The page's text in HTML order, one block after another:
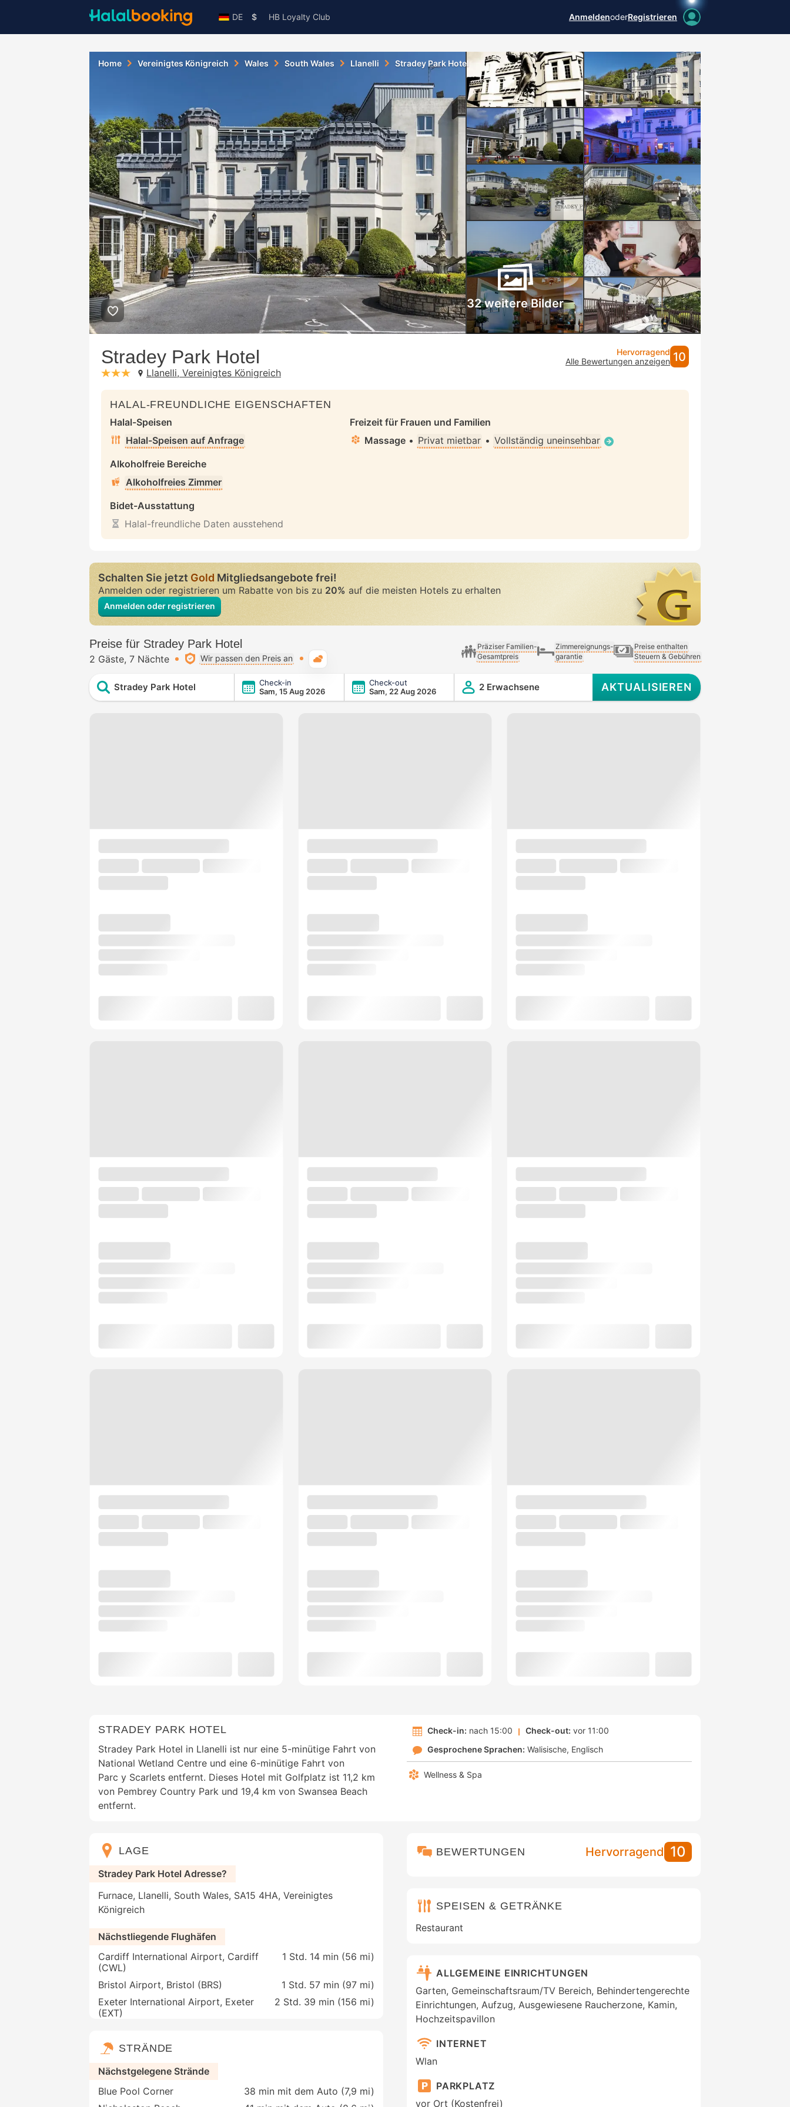
DE $ HB Loyalty Club AnmeldenoderRegistrieren
Home Vereinigtes Königreich Wales South Wales Llanelli Stradey Park Hotel
32 weitere Bilder
Stradey Park Hotel
stars: 3Llanelli, Vereinigtes Königreich
Hervorragend
Alle Bewertungen anzeigen 10
HALAL-FREUNDLICHE EIGENSCHAFTEN
Halal-Speisen
Halal-Speisen auf Anfrage
Alkoholfreie Bereiche
Alkoholfreies Zimmer
Bidet-Ausstattung
Halal-freundliche Daten ausstehend
Freizeit für Frauen und Familien
Massage • Privat mietbar • Vollständig uneinsehbar
Schalten Sie jetztGoldMitgliedsangebote frei!
Anmelden oder registrieren um Rabatte von bis zu 20%auf die meisten Hotels zu erhalten
Anmelden oder registrieren
Preise für Stradey Park Hotel
2 Gäste 7 Nächte Wir passen den Preis an
Präziser Familien-
Gesamtpreis
Zimmereignungs-
garantie
Preise enthalten
Steuern & Gebühren
Stradey Park Hotel
Check-in
Sam, 15 Aug 2026
Check-out
Sam, 22 Aug 2026
2 Erwachsene AKTUALISIEREN
STRADEY PARK HOTEL
Stradey Park Hotel in Llanelli ist nur eine 5-minütige Fahrt von
National Wetland Centre und eine 6-minütige Fahrt von
Parc y Scarlets entfernt. Dieses Hotel mit Golfplatz ist 11,2 km
von Pembrey Country Park und 19,4 km von Swansea Beach
entfernt.
Check-in: nach 15:00 Check-out: vor 11:00
Gesprochene Sprachen: Walisische Englisch
Wellness & Spa
LAGE
Stradey Park Hotel Adresse?
Furnace, Llanelli, South Wales, SA15 4HA, Vereinigtes
Königreich
Nächstliegende Flughäfen
Cardiff International Airport, Cardiff
(CWL)
1 Std. 14 min (56 mi)
Bristol Airport, Bristol (BRS) 1 Std. 57 min (97 mi)
Exeter International Airport, Exeter
(EXT)
2 Std. 39 min (156 mi)
STRÄNDE
Nächstgelegene Strände
Blue Pool Corner
38 min mit dem Auto (7,9 mi)
BEWERTUNGEN Hervorragend 10
SPEISEN & GETRÄNKE
Restaurant
ALLGEMEINE EINRICHTUNGEN
Garten, Gemeinschaftsraum/TV Bereich, Behindertengerechte
Einrichtungen, Aufzug, Ausgewiesene Raucherzone, Kamin,
Hochzeitspavillon
INTERNET
Wlan
PARKPLATZ
vor Ort (Kostenfrei)